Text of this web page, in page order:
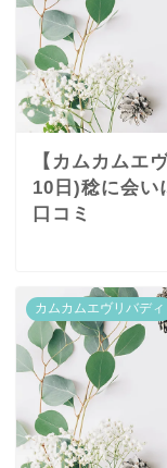
【カムカムエ
10日)稔に会い
口コミ
カムカムエヴリバディ